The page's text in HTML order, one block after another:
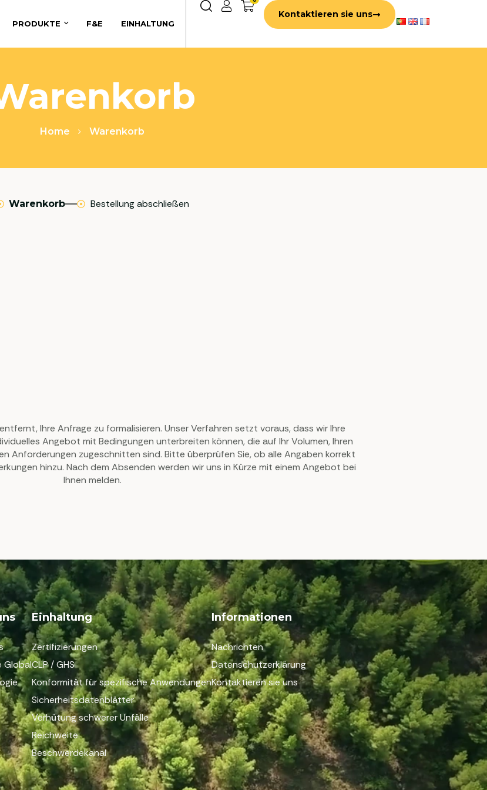
PRODUKTE F&E EINHALTUNG
Kontaktieren sie uns
Home Warenkorb
Warenkorb Bestellung abschließen
Ihre Anfrage zu formalisieren. Unser Verfahren setzt voraus, dass wir Ihre
Angebot mit Bedingungen unterbreiten können, die auf Ihr Volumen, Ihren
Anforderungen zugeschnitten sind. Bitte überprüfen Sie, ob alle Angaben korrekt
hinzu. Nach dem Absenden werden wir uns in Kürze mit einem Angebot bei
Ihnen melden.
Global
Einhaltung
Zertifizierungen
CLP / GHS
Konformität für spezifische Anwendungen
Sicherheitsdatenblätter
Verhütung schwerer Unfälle
Reichweite
Beschwerdekanal
Informationen
Nachrichten
Datenschutzerklärung
Kontaktieren sie uns